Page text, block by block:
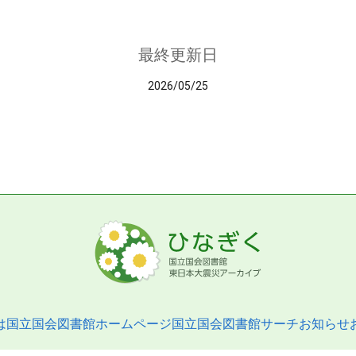
最終更新日
2026/05/25
国立国会図書館ホームページ国立国会図書館サーチお知らせ